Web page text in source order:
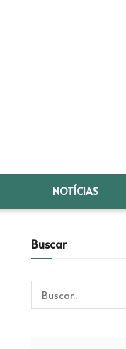
NOTÍCIAS
Buscar